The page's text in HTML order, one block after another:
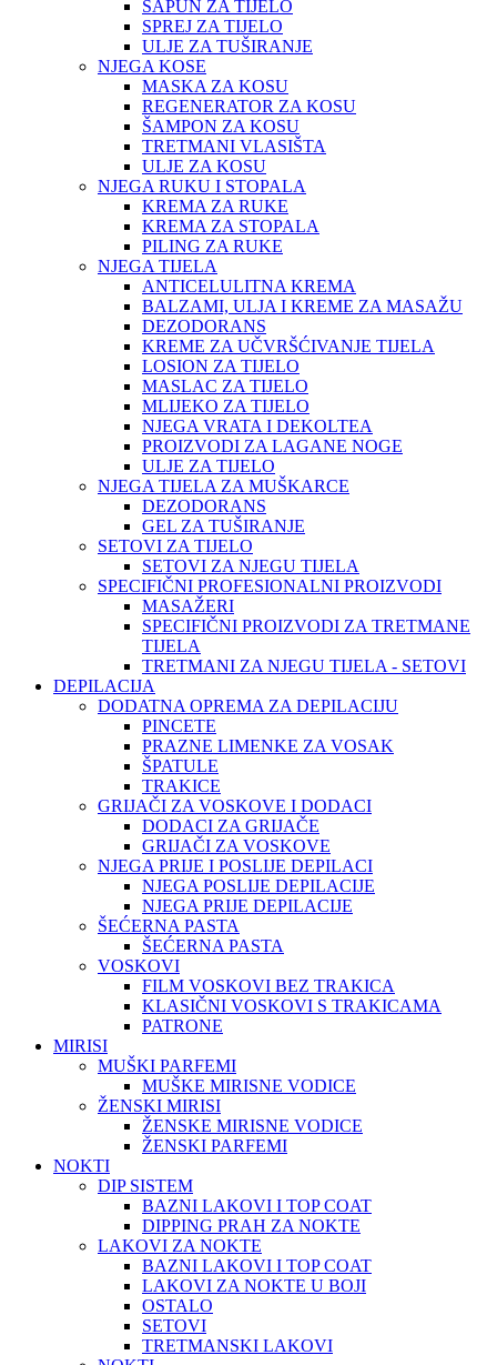
SAPUN ZA TIJELO
SPREJ ZA TIJELO
ULJE ZA TUŠIRANJE
NJEGA KOSE
MASKA ZA KOSU
REGENERATOR ZA KOSU
ŠAMPON ZA KOSU
TRETMANI VLASIŠTA
ULJE ZA KOSU
NJEGA RUKU I STOPALA
KREMA ZA RUKE
KREMA ZA STOPALA
PILING ZA RUKE
NJEGA TIJELA
ANTICELULITNA KREMA
BALZAMI, ULJA I KREME ZA MASAŽU
DEZODORANS
KREME ZA UČVRŠĆIVANJE TIJELA
LOSION ZA TIJELO
MASLAC ZA TIJELO
MLIJEKO ZA TIJELO
NJEGA VRATA I DEKOLTEA
PROIZVODI ZA LAGANE NOGE
ULJE ZA TIJELO
NJEGA TIJELA ZA MUŠKARCE
DEZODORANS
GEL ZA TUŠIRANJE
SETOVI ZA TIJELO
SETOVI ZA NJEGU TIJELA
SPECIFIČNI PROFESIONALNI PROIZVODI
MASAŽERI
SPECIFIČNI PROIZVODI ZA TRETMANE
TIJELA
TRETMANI ZA NJEGU TIJELA - SETOVI
DEPILACIJA
DODATNA OPREMA ZA DEPILACIJU
PINCETE
PRAZNE LIMENKE ZA VOSAK
ŠPATULE
TRAKICE
GRIJAČI ZA VOSKOVE I DODACI
DODACI ZA GRIJAČE
GRIJAČI ZA VOSKOVE
NJEGA PRIJE I POSLIJE DEPILACI
NJEGA POSLIJE DEPILACIJE
NJEGA PRIJE DEPILACIJE
ŠEĆERNA PASTA
ŠEĆERNA PASTA
VOSKOVI
FILM VOSKOVI BEZ TRAKICA
KLASIČNI VOSKOVI S TRAKICAMA
PATRONE
MIRISI
MUŠKI PARFEMI
MUŠKE MIRISNE VODICE
ŽENSKI MIRISI
ŽENSKE MIRISNE VODICE
ŽENSKI PARFEMI
NOKTI
DIP SISTEM
BAZNI LAKOVI I TOP COAT
DIPPING PRAH ZA NOKTE
LAKOVI ZA NOKTE
BAZNI LAKOVI I TOP COAT
LAKOVI ZA NOKTE U BOJI
OSTALO
SETOVI
TRETMANSKI LAKOVI